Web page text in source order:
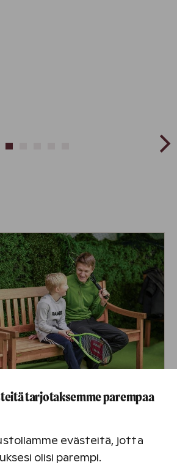
ja aktiviteettien
tarjotaksemme parempaa
evästeitä, jotta
olisi parempi.